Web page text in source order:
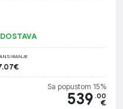
Sa popustom 15%
539 .00
€